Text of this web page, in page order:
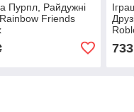
Пурпл, Райдужні
Rainbow Friends
733